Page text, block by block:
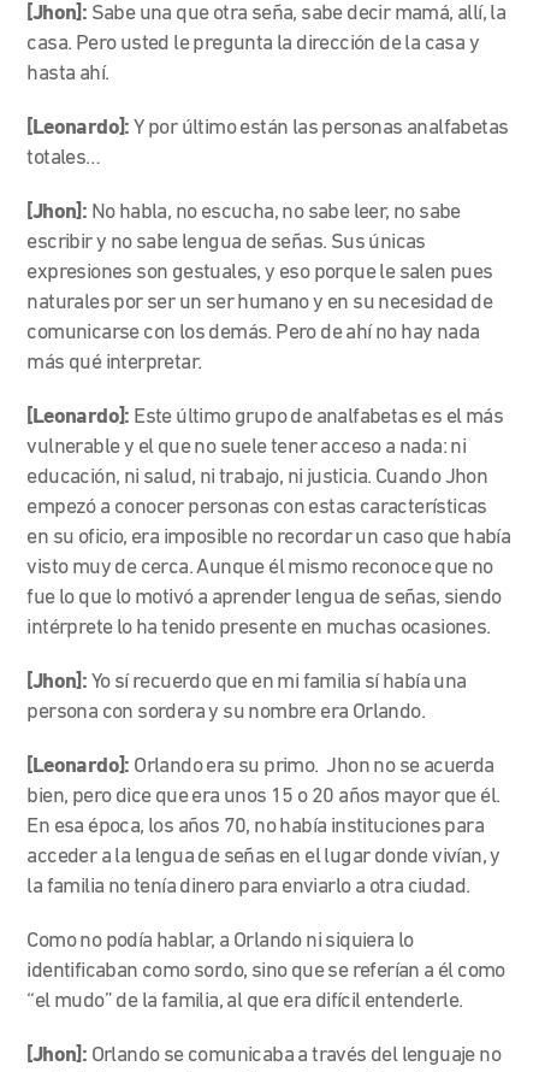
[Jhon]: Sabe una que otra seña, sabe decir mamá, allí, la
casa. Pero usted le pregunta la dirección de la casa y
hasta ahí.
[Leonardo]:Y por último están las personas analfabetas
totales…
[Jhon]: No habla, no escucha, no sabe leer, no sabe
escribir y no sabe lengua de señas. Sus únicas
expresiones son gestuales, y eso porque le salen pues
naturales por ser un ser humano y en su necesidad de
comunicarse con los demás. Pero de ahí no hay nada
más qué interpretar.
[Leonardo]: Este último grupo de analfabetas es el más
vulnerable y el que no suele tener acceso a nada: ni
educación, ni salud, ni trabajo, ni justicia. Cuando Jhon
empezó a conocer personas con estas características
en su oficio, era imposible no recordar un caso que había
visto muy de cerca. Aunque él mismo reconoce que no
fue lo que lo motivó a aprender lengua de señas, siendo
intérprete lo ha tenido presente en muchas ocasiones.
[Jhon]: Yo sí recuerdo que en mi familia sí había una
persona con sordera y su nombre era Orlando.
[Leonardo]: Orlando era su primo. Jhon no se acuerda
bien, pero dice que era unos 15 o 20 años mayor que él.
En esa época, los años 70, no había instituciones para
acceder a la lengua de señas en el lugar donde vivían, y
la familia no tenía dinero para enviarlo a otra ciudad.
Como no podía hablar, a Orlando ni siquiera lo
identificaban como sordo, sino que se referían a él como
“el mudo” de la familia, al que era difícil entenderle.
[Jhon]: Orlando se comunicaba a través del lenguaje no